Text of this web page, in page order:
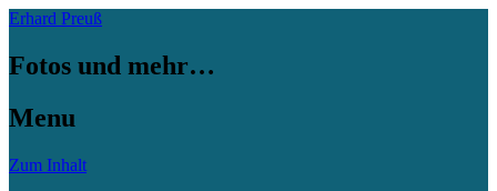
Erhard Preuß
Fotos und mehr…
Menu
Zum Inhalt